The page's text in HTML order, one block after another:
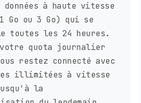
données à haute vitesse
Go ou 3 Go) qui se
toutes les 24 heures.
quota journalier
restez connecté avec
illimitées à vitesse
la